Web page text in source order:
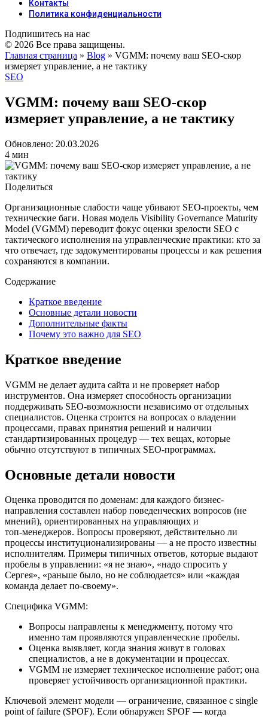
Контакты
Политика конфиденциальности
Подпишитесь на нас
© 2026 Все права защищены.
Главная страница » Blog » VGMM: почему ваш SEO‑скор
измеряет управление, а не тактику
SEO
VGMM: почему ваш SEO‑скор
измеряет управление, а не тактику
Обновлено: 20.03.2026
4 мин
Поделиться
Организационные слабости чаще убивают SEO-проекты, чем
технические баги. Новая модель Visibility Governance Maturity
Model (VGMM) переводит фокус оценки зрелости SEO с
тактического исполнения на управленческие практики: кто за
что отвечает, где задокументированы процессы и как решения
сохраняются в компании.
Содержание
Краткое введение
Основные детали новости
Дополнительные факты
Почему это важно для SEO
Краткое введение
VGMM не делает аудита сайта и не проверяет набор
инструментов. Она измеряет способность организации
поддерживать SEO‑возможности независимо от отдельных
специалистов. Оценка строится на вопросах о владении
процессами, правах принятия решений и наличии
стандартизированных процедур — тех вещах, которые
обычно отсутствуют в типичных SEO‑программах.
Основные детали новости
Оценка проводится по доменам: для каждого бизнес-
направления составлен набор поведенческих вопросов (не
мнений), ориентированных на управляющих и
топ‑менеджеров. Вопросы проверяют, действительно ли
процессы институционализированы — а не просто известны
исполнителям. Примеры типичных ответов, которые выдают
пробелы в управлении: «я не знаю», «надо спросить у
Сергея», «раньше было, но не соблюдается» или «каждая
команда делает по-своему».
Специфика VGMM:
Вопросы направлены к менеджменту, потому что
именно там проявляются управленческие пробелы.
Оценка выявляет, когда знания живут в головах
специалистов, а не в документации и процессах.
VGMM не измеряет техническое исполнение работ; она
проверяет устойчивость организационной практики.
Ключевой элемент модели — ограничение, связанное с single
point of failure (SPOF). Если обнаружен SPOF — когда